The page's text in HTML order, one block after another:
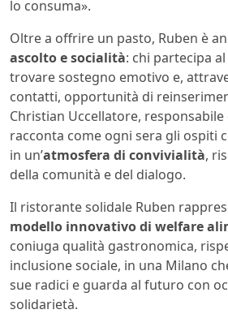
lo consuma».
Oltre a offrire un pasto, Ruben è
ascolto e socialità: chi partecipa
trovare sostegno emotivo e,
contatti, opportunità di
Christian Uccellatore,
racconta come ogni sera gli ospiti
in un’atmosfera di convivialità,
della comunità e del dialogo.
Il ristorante solidale Ruben
modello innovativo di welfare
coniuga qualità gastronomica,
inclusione sociale, in una Milano
sue radici e guarda al futuro con
solidarietà.